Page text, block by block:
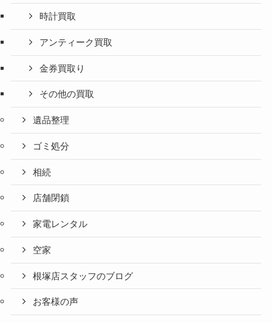
時計買取
アンティーク買取
金券買取り
その他の買取
遺品整理
ゴミ処分
相続
店舗閉鎖
家電レンタル
空家
根塚店スタッフのブログ
お客様の声